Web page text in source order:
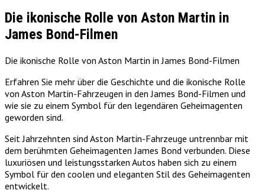
Die ikonische Rolle von Aston Martin in
James Bond-Filmen
Die ikonische Rolle von Aston Martin in James Bond-Filmen
Erfahren Sie mehr über die Geschichte und die ikonische Rolle
von Aston Martin-Fahrzeugen in den James Bond-Filmen und
wie sie zu einem Symbol für den legendären Geheimagenten
geworden sind.
Seit Jahrzehnten sind Aston Martin-Fahrzeuge untrennbar mit
dem berühmten Geheimagenten James Bond verbunden. Diese
luxuriösen und leistungsstarken Autos haben sich zu einem
Symbol für den coolen und eleganten Stil des Geheimagenten
entwickelt.